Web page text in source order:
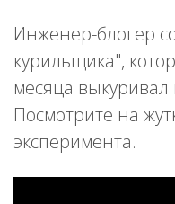
Инженер-блогер
курильщика",
месяца выкуривал
Посмотрите на
эксперимента.